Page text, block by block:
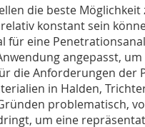
die beste
konstant sein
für eine
angepasst,
die Anforderungen der
in Halden,
problematisch,
um eine